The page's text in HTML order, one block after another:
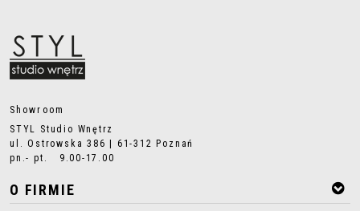
Showroom
STYL Studio Wnętrz
ul. Ostrowska 386 | 61-312 Poznań
pn.- pt. 9.00-17.00
O FIRMIE